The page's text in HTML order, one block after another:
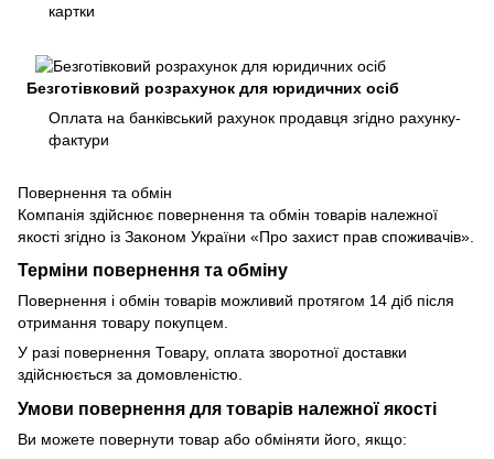
картки
Безготівковий розрахунок для юридичних осіб
Оплата на банківський рахунок продавця згідно рахунку-
фактури
Повернення та обмін
Компанія здійснює повернення та обмін товарів належної
якості згідно із Законом України «Про захист прав споживачів».
Терміни повернення та обміну
Повернення і обмін товарів можливий протягом 14 діб після
отримання товару покупцем.
У разі повернення Товару, оплата зворотної доставки
здійснюється за домовленістю.
Умови повернення для товарів належної якості
Ви можете повернути товар або обміняти його, якщо: